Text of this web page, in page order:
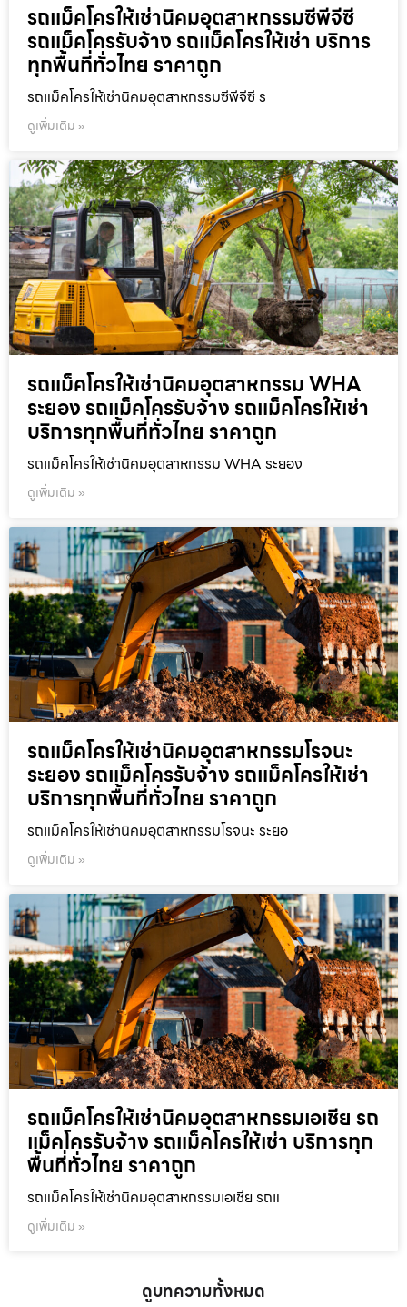
รถแม็คโครให้เช่านิคมอุตสาหกรรมซีพีจีซี
รถแม็คโครรับจ้าง รถแม็คโครให้เช่า บริการ
ทุกพื้นที่ทั่วไทย ราคาถูก
รถแม็คโครให้เช่านิคมอุตสาหกรรมซีพีจีซี ร
ดูเพิ่มเติม »
รถแม็คโครให้เช่านิคมอุตสาหกรรม WHA
ระยอง รถแม็คโครรับจ้าง รถแม็คโครให้เช่า
บริการทุกพื้นที่ทั่วไทย ราคาถูก
รถแม็คโครให้เช่านิคมอุตสาหกรรม WHA ระยอง
ดูเพิ่มเติม »
รถแม็คโครให้เช่านิคมอุตสาหกรรมโรจนะ
ระยอง รถแม็คโครรับจ้าง รถแม็คโครให้เช่า
บริการทุกพื้นที่ทั่วไทย ราคาถูก
รถแม็คโครให้เช่านิคมอุตสาหกรรมโรจนะ ระยอ
ดูเพิ่มเติม »
รถแม็คโครให้เช่านิคมอุตสาหกรรมเอเชีย รถ
แม็คโครรับจ้าง รถแม็คโครให้เช่า บริการทุก
พื้นที่ทั่วไทย ราคาถูก
รถแม็คโครให้เช่านิคมอุตสาหกรรมเอเชีย รถแ
ดูเพิ่มเติม »
ดูบทความทั้งหมด